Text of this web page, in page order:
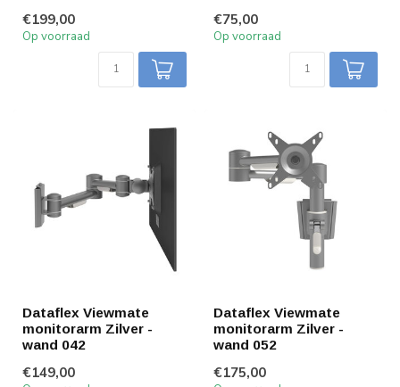
€199,00
Op voorraad
€75,00
Op voorraad
Dataflex Viewmate
monitorarm Zilver -
wand 042
€149,00
Dataflex Viewmate
monitorarm Zilver -
wand 052
€175,00